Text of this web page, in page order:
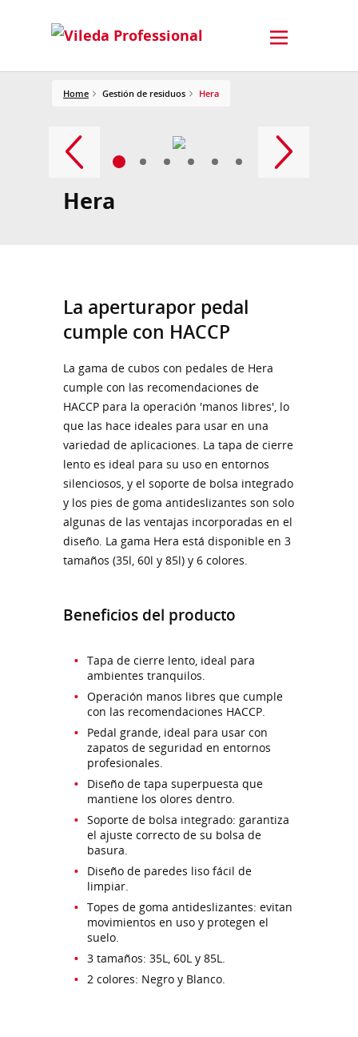
Home Gestión de residuos Hera
Hera
La aperturapor pedal
cumple con HACCP
La gama de cubos con pedales de Hera
cumple con las recomendaciones de
HACCP para la operación 'manos libres', lo
que las hace ideales para usar en una
variedad de aplicaciones. La tapa de cierre
lento es ideal para su uso en entornos
silenciosos, y el soporte de bolsa integrado
y los pies de goma antideslizantes son solo
algunas de las ventajas incorporadas en el
diseño. La gama Hera está disponible en 3
tamaños (35l, 60l y 85l) y 6 colores.
Beneficios del producto
Tapa de cierre lento, ideal para
ambientes tranquilos.
Operación manos libres que cumple
con las recomendaciones HACCP.
Pedal grande, ideal para usar con
zapatos de seguridad en entornos
profesionales.
Diseño de tapa superpuesta que
mantiene los olores dentro.
Soporte de bolsa integrado: garantiza
el ajuste correcto de su bolsa de
basura.
Diseño de paredes liso fácil de
limpiar.
Topes de goma antideslizantes: evitan
movimientos en uso y protegen el
suelo.
3 tamaños: 35L, 60L y 85L.
2 colores: Negro y Blanco.